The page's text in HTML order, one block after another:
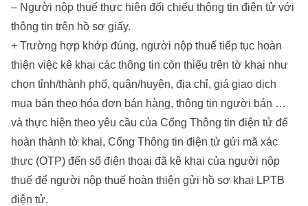
– Người nộp thuế thực hiện đối chiếu thông tin điện tử với
thông tin trên hồ sơ giấy.
+ Trường hợp khớp đúng, người nộp thuế tiếp tục hoàn
thiện việc kê khai các thông tin còn thiếu trên tờ khai như
chọn tỉnh/thành phố, quận/huyện, địa chỉ, giá giao dịch
mua bán theo hóa đơn bán hàng, thông tin người bán …
và thực hiện theo yêu cầu của Cổng Thông tin điện tử để
hoàn thành tờ khai, Cổng Thông tin điện tử gửi mã xác
thực (OTP) đến số điện thoại đã kê khai của người nộp
thuế để người nộp thuế hoàn thiện gửi hồ sơ khai LPTB
điện tử.